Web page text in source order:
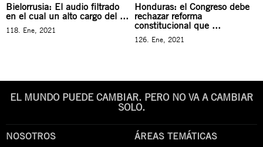
Bielorrusia: El audio filtrado
en el cual un alto cargo del ...
118. Ene, 2021
Honduras: el Congreso debe
rechazar reforma
constitucional que ...
126. Ene, 2021
EL MUNDO PUEDE CAMBIAR. PERO NO VA A CAMBIAR
SOLO.
NOSOTROS ÁREAS TEMÁTICAS